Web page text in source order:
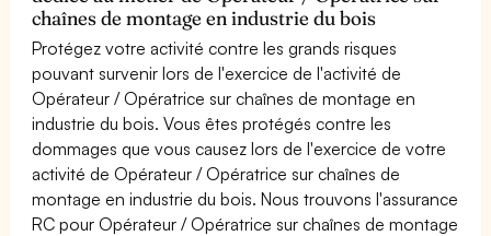
chaînes de montage en industrie du bois
Protégez votre activité contre les grands risques
pouvant survenir lors de l'exercice de l'activité de
Opérateur / Opératrice sur chaînes de montage en
industrie du bois. Vous êtes protégés contre les
dommages que vous causez lors de l'exercice de votre
activité de Opérateur / Opératrice sur chaînes de
montage en industrie du bois. Nous trouvons l'assurance
RC pour Opérateur / Opératrice sur chaînes de montage